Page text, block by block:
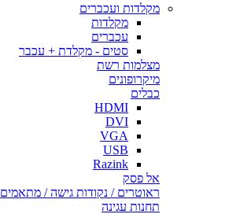
מקלדות ועכברים
מקלדות
עכברים
סטים - מקלדת + עכבר
מצלמות רשת
מיקרופונים
כבלים
HDMI
DVI
VGA
USB
Razink
אל פסק
ראוטרים / נקודות גישה / מתאמים
תחנות עגינה